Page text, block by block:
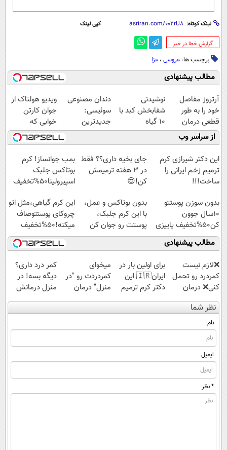
لینک کوتاه: کپی لینک
‌گزارش خطا در خبر
برچسب ها: عروسی ، عزا
مطالب پیشنهادی
آرتروز مفاصل
خود را به طور
قطعی درمان
کنید!
◗پرسش‌نامه◖
نوشیدنی
شفابخش کبد با
10 گیاه
موثر(تخفیف تا
امشب)
دندان مصنوعی
سوئیسی:
جدیدترین
فناوری اروپا،
سبک و مقاوم |
پرداخت قسطی
ویدیو هولناک از
جوان کارتن
خوابی که
میلیاردر شد.
آموزش رایگان
از سراسر وب
این دکتر شیرازی کرم
ترمیم زخم ایرانی را
ساخت!!!
جای بخیه داری؟؟ فقط
در 3 هفته ترمیمش
کن!😍
بمب جوانساز! کرم
بوتاکس جلبک
اسپیرولینا50%تخفیف
بدون سوزن پوستتو
10سال جوون
کن50%تخفیف پاییزی
بدون بوتاکس و عمل،
با این کرم جلبک،
پوستت رو جوان کن
این کرم گیاهی،مثل اتو
چروکای پوستتوصاف
میکنه!50%تخفیف
مطالب پیشنهادی
❌لازم نیست
کمردرد رو تحمل
کنی❌ درمان
بدون جراحی و
قرص
(پرسشنامه)
برای اولین بار در
ایران🇮🇷 این
دکتر کرم ترمیم
کننده 23 روزه
ساخت!
میخوای
کمردردت رو "در
منزل" درمان
کنی؟ (◂فیلم +
◂پرسش‌نامه)
کمر درد داری؟
دیگه بسه! در
منزل درمانش
کن
(◀پرسش‌نامه)
نظر شما
نام
ایمیل
* نظر